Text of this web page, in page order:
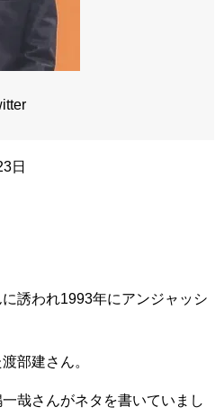
日
誘われ1993年にアンジャッシ
部建さん。
哉さんがネタを書いていまし